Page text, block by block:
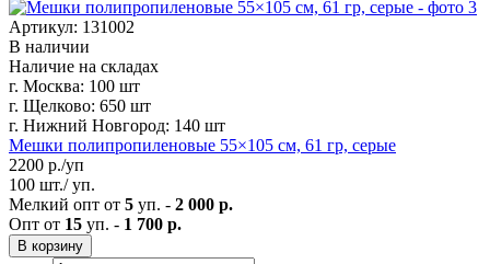
Артикул: 131002
В наличии
Наличие на складах
г. Москва: 100 шт
г. Щелково: 650 шт
г. Нижний Новгород: 140 шт
Мешки полипропиленовые 55×105 см, 61 гр, серые
2200 р./уп
100 шт./ уп.
Мелкий опт от 5 уп. - 2 000 р.
Опт от 15 уп. - 1 700 р.
В корзину